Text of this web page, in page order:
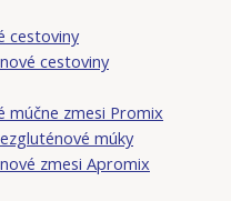
cestoviny
cestoviny
múčne zmesi Promix
múky
zmesi Apromix